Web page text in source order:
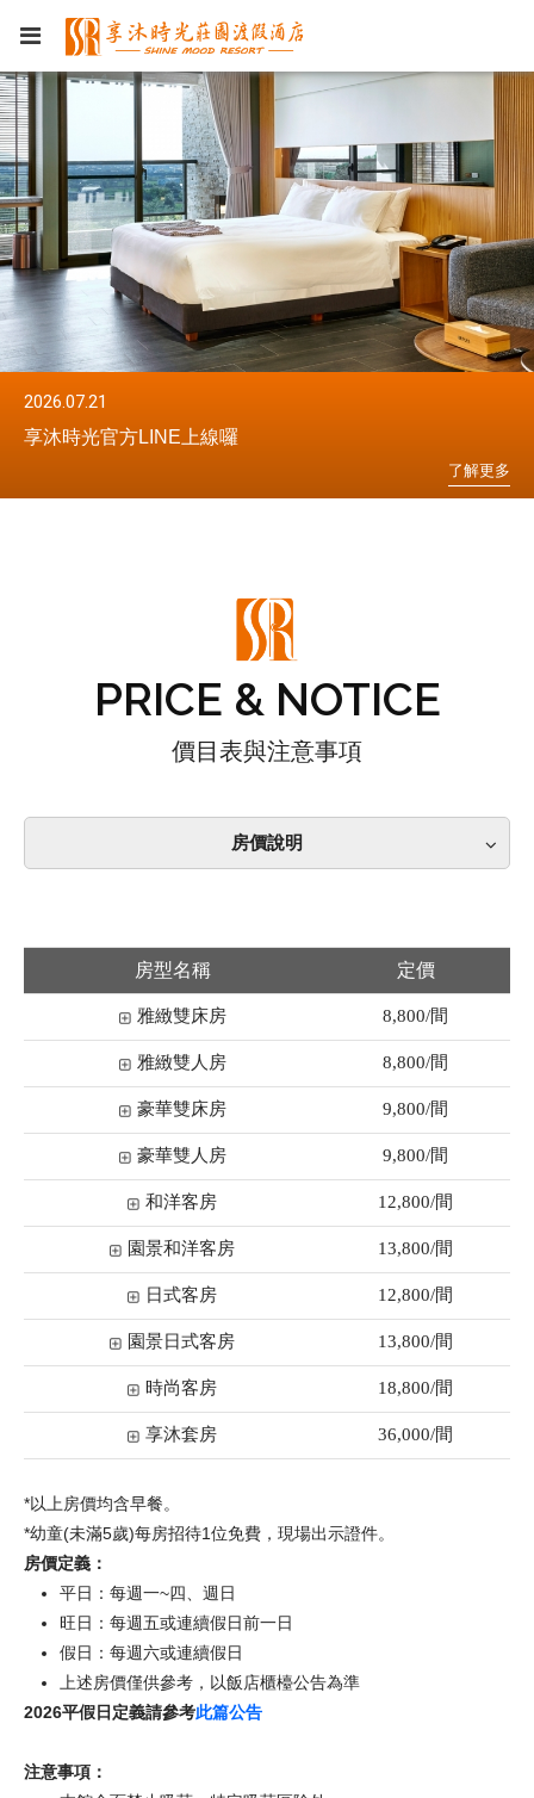
2026.07.21
享沐時光官方LINE上線囉
了解更多
PRICE & NOTICE
價目表與注意事項
房價說明
房型名稱 定價
雅緻雙床房 8,800/間
雅緻雙人房 8,800/間
豪華雙床房 9,800/間
豪華雙人房 9,800/間
和洋客房 12,800/間
園景和洋客房 13,800/間
日式客房 12,800/間
園景日式客房 13,800/間
時尚客房 18,800/間
享沐套房 36,000/間
*以上房價均含早餐。
*幼童(未滿5歲)每房招待1位免費，現場出示證件。
房價定義：
平日：每週一~四、週日
旺日：每週五或連續假日前一日
假日：每週六或連續假日
上述房價僅供參考，以飯店櫃檯公告為準
2026平假日定義請參考此篇公告
注意事項：